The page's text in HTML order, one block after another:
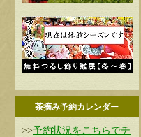
茶摘み予約カレンダー
>>予約状況をこちらでチ